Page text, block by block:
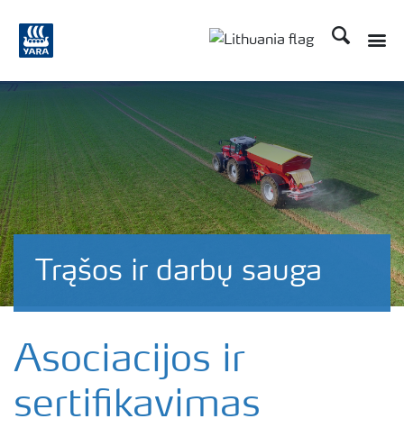
Ieškoti
Trąšos ir darbų sauga
Asociacijos ir
sertifikavimas